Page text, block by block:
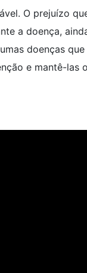
O prejuízo
a doença,
doenças
e mantê-las